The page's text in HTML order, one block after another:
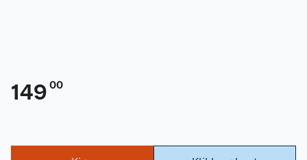
149 00